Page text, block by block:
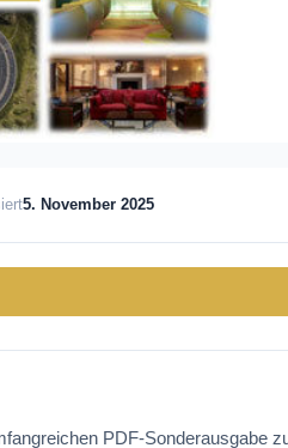
5. November 2025
PDF-Sonderausgabe